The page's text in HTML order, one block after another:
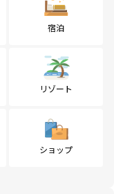
宿泊
リゾート
ショップ